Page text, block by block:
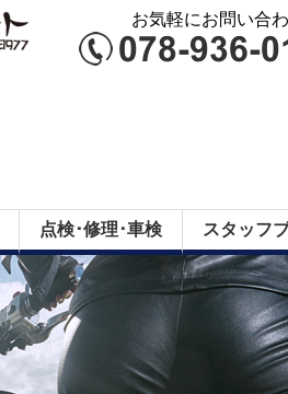
お気軽にお問い合
点検･修理･車検 スタッフ